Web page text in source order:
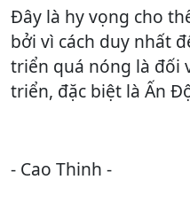
Đây là hy vọng cho
bởi vì cách duy nhất
triển quá nóng là đối
triển, đặc biệt là Ấn
- Cao Thinh -